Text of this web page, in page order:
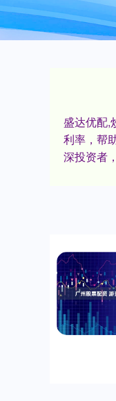
盛达优配,
利率，帮
深投资者